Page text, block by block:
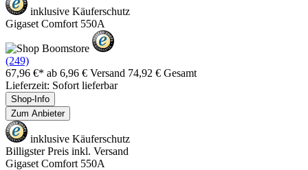
inklusive Käuferschutz
Gigaset Comfort 550A
(249)
67,96 €* ab 6,96 € Versand 74,92 € Gesamt
Lieferzeit: Sofort lieferbar
Shop-Info
Zum Anbieter
inklusive Käuferschutz
Billigster Preis inkl. Versand
Gigaset Comfort 550A